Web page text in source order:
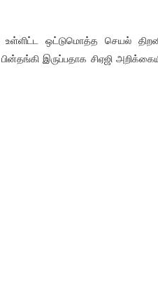
உள்ளிட்ட ஒட்டுமொத்த செயல்
இருப்பதாக சிஏஜி